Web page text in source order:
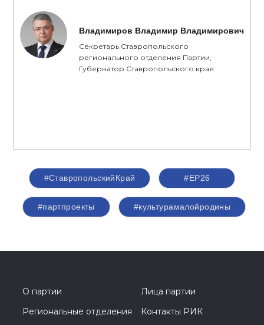
Владимиров Владимир Владимирович
Секретарь Ставропольского
регионального отделения Партии,
Губернатор Ставропольского края
#СтавропольскийКрай #ЕР26
#партпроекты #культурамалойродины
О партии
Лица партии
Региональные отделения
Контакты РИК